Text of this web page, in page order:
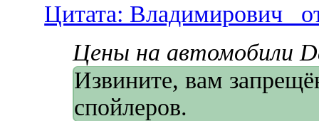
Цитата: Владимирович_
Цены на автомобили
Извините, вам
спойлеров.